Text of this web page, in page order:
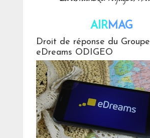
AIRMAG
Droit de réponse du Groupe
eDreams ODIGEO